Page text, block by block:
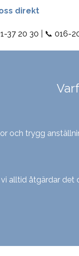
direkt
37 20 30 | 📞 016-
och trygg
alltid åtgärdar det